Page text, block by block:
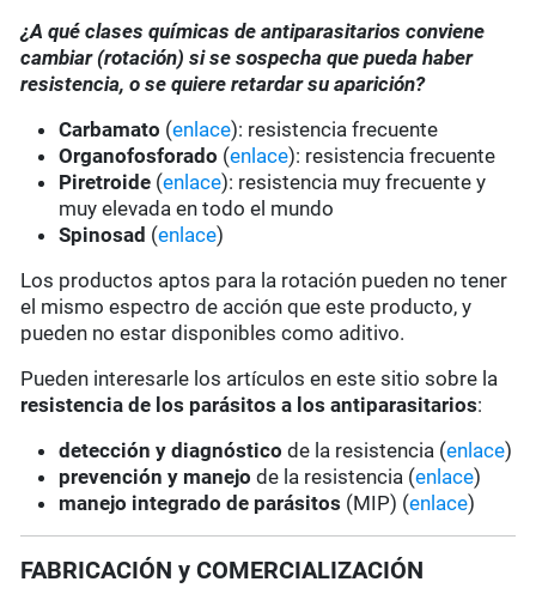
¿A qué clases químicas de antiparasitarios conviene
cambiar (rotación) si se sospecha que pueda haber
resistencia, o se quiere retardar su aparición?
Carbamato (enlace): resistencia frecuente
Organofosforado (enlace): resistencia frecuente
Piretroide (enlace): resistencia muy frecuente y
muy elevada en todo el mundo
Spinosad (enlace)
Los productos aptos para la rotación pueden no tener
el mismo espectro de acción que este producto, y
pueden no estar disponibles como aditivo.
Pueden interesarle los artículos en este sitio sobre la
resistencia de los parásitos a los antiparasitarios:
detección y diagnóstico de la resistencia (enlace)
prevención y manejo de la resistencia (enlace)
manejo integrado de parásitos (MIP) (enlace)
FABRICACIÓN y COMERCIALIZACIÓN